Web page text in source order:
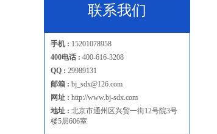
联系我们
手机 : 15201078958
400电话 : 400-616-3208
QQ : 29989131
邮箱 : bj_sdx@126.com
网址 : http://www.bj-sdx.com
地址 : 北京市通州区兴贸一街12号院3号
楼5层606室